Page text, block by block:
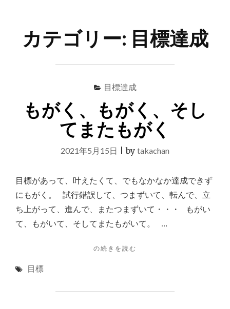
カテゴリー: 目標達成
目標達成
もがく、もがく、そし
てまたもがく
2021年5月15日 |by takachan
目標があって、叶えたくて、でもなかなか達成できず
にもがく。 試行錯誤して、つまずいて、転んで、立
ち上がって、進んで、またつまずいて・・・ もがい
て、もがいて、そしてまたもがいて。 …
"も
が
の続きを読む
目標